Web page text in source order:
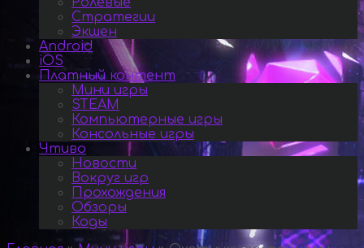
Стратегии
Экшен
Android
iOS
Платный контент
Мини игры
STEAM
Компьютерные игры
Консольные игры
Чтиво
Новости
Вокруг игр
Прохождения
Обзоры
Коды